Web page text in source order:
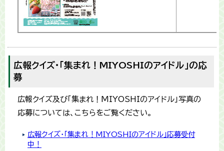
広報クイズ・「集まれ！MIYOSHIのアイドル」の応
募
広報クイズ及び「集まれ！MIYOSHIのアイドル」写真の
応募については、こちらをご覧ください。
広報クイズ・「集まれ！MIYOSHIのアイドル」応募受付
中！